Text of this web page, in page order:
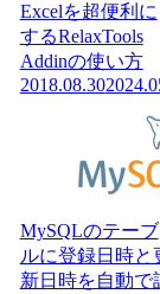
Excelを超便利に
するRelaxTools
Addinの使い方
2018.08.30
MySQLのテーブ
ルに登録日時と
新日時を自動で